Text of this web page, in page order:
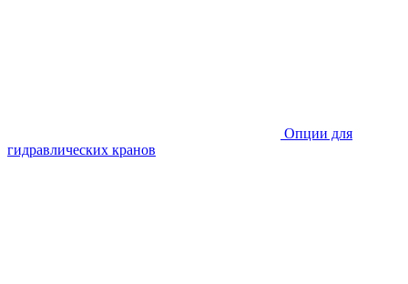
Опции для
гидравлических кранов